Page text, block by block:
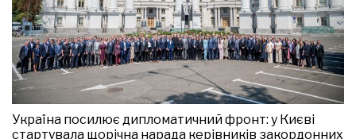
Україна посилює дипломатичний фронт: у Києві
стартувала щорічна нарада керівників закордонних